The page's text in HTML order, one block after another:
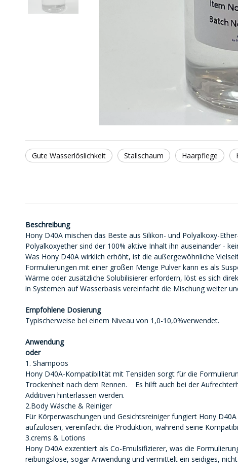
Gute Wasserlöslichkeit Stallschaum Haarpflege
Beschreibung
Hony D40A mischen das Beste aus Silikon- und Polyalkoxy-
Polyalkoxyether sind der 100% aktive Inhalt ihn auseinander -
Was Hony D40A wirklich erhöht, ist die außergewöhnliche
Formulierungen mit einer großen Menge Pulver kann es als
Wärme oder zusätzliche Solubilisierer erfordern, löst es sich
in Systemen auf Wasserbasis vereinfacht die Mischung weiter
Empfohlene Dosierung
Typischerweise bei einem Niveau von 1,0-10,0%verwendet.
Anwendung
oder
1. Shampoos
Hony D40A-Kompatibilität mit Tensiden sorgt für die
Trockenheit nach dem Rennen. Es hilft auch bei der
Additiven hinterlassen werden.
2.Body Wäsche & Reiniger
Für Körperwaschungen und Gesichtsreiniger fungiert Hony
aufzulösen, vereinfacht die Produktion, während seine
3.crems & Lotions
Hony D40A exzentiert als Co-Emulsifizierer, was die
reibungslose, sogar Anwendung und vermittelt ein seidiges,